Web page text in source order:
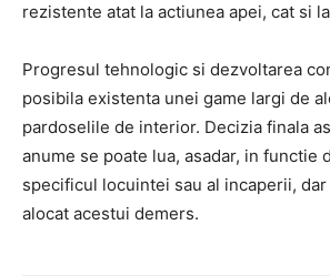
rezistente atat la actiunea apei, cat si
Progresul tehnologic si dezvoltarea
posibila existenta unei game largi de
pardoselile de interior. Decizia finala
anume se poate lua, asadar, in functie
specificul locuintei sau al incaperii,
alocat acestui demers.